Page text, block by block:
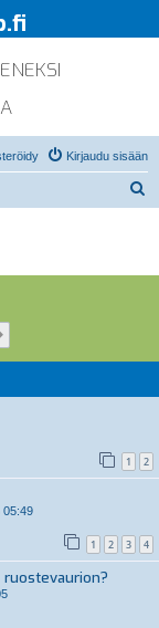
Kirjaudu sisään
1 2
05:49
1 2 3 4